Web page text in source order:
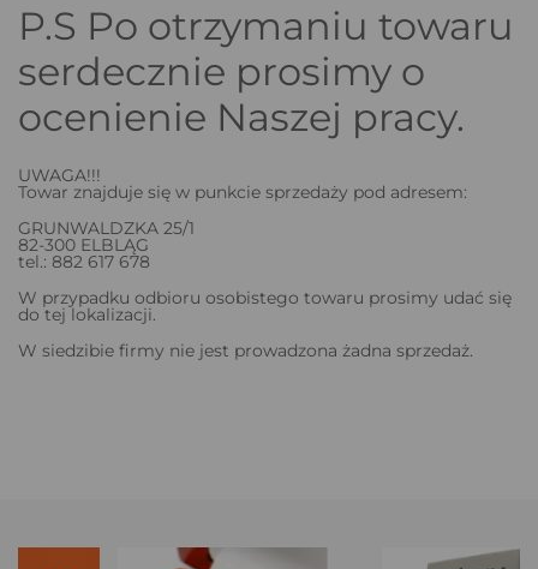
P.S Po otrzymaniu towaru
serdecznie prosimy o
ocenienie Naszej pracy.
UWAGA!!!
Towar znajduje się w punkcie sprzedaży pod adresem:
GRUNWALDZKA 25/1
82-300 ELBLĄG
tel.: 882 617 678
W przypadku odbioru osobistego towaru prosimy udać się
do tej lokalizacji.
W siedzibie firmy nie jest prowadzona żadna sprzedaż.